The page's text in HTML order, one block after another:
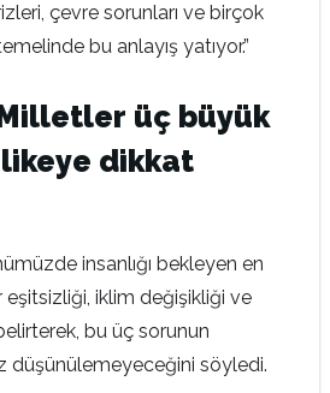
çevre sorunları ve birçok
bu anlayış yatıyor.”
üç büyük
dikkat
insanlığı bekleyen en
eşitsizliği, iklim değişikliği ve
bu üç sorunun
düşünülemeyeceğini söyledi.